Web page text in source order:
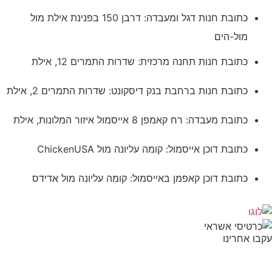
כתובת חנות דגל ומעבדה: דרבן 150 בפנינת אילת מול
מול-הים
כתובת חנות תחנה מרכזית: שדרות התמרים 12, אילת
כתובת חנות ברחבת בנק דיסקונט: שדרות התמרים 2, אילת
כתובת מעבדה: רח קאמפן 8 אייסמול איזור המלונות, אילת
כתובת דוכן אייסמול: קומה עליונה מול ChickenUSA
כתובת דוכן קאפמן באייסמול: קומה עליונה מול אדידס
עקבו אחרינו